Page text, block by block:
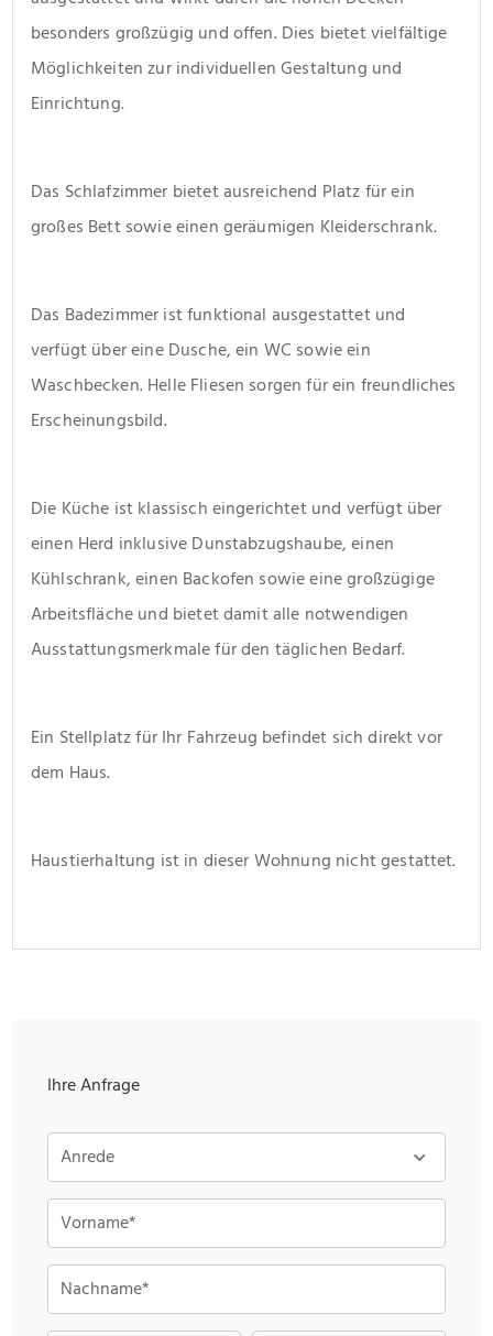
besonders großzügig und offen. Dies bietet vielfältige
Möglichkeiten zur individuellen Gestaltung und
Einrichtung.
Das Schlafzimmer bietet ausreichend Platz für ein
großes Bett sowie einen geräumigen Kleiderschrank.
Das Badezimmer ist funktional ausgestattet und
verfügt über eine Dusche, ein WC sowie ein
Waschbecken. Helle Fliesen sorgen für ein freundliches
Erscheinungsbild.
Die Küche ist klassisch eingerichtet und verfügt über
einen Herd inklusive Dunstabzugshaube, einen
Kühlschrank, einen Backofen sowie eine großzügige
Arbeitsfläche und bietet damit alle notwendigen
Ausstattungsmerkmale für den täglichen Bedarf.
Ein Stellplatz für Ihr Fahrzeug befindet sich direkt vor
dem Haus.
Haustierhaltung ist in dieser Wohnung nicht gestattet.
Ihre Anfrage
Anrede
Vorname*
Nachname*